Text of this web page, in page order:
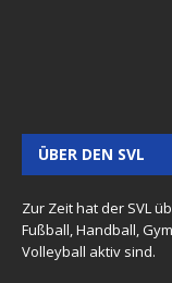
ÜBER DEN SVL
Zur Zeit hat der SVL
Fußball, Handball,
Volleyball aktiv sind.